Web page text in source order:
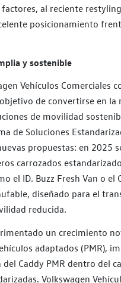
al reciente
posicionamiento
y sostenible
Vehículos Comerciales
de convertirse en la
de movilidad
de Soluciones
propuestas: en 2025
carrozados
el ID. Buzz Fresh Van o el
diseñado para el
reducida.
un crecimiento
adaptados (PMR),
Caddy PMR dentro del
Volkswagen